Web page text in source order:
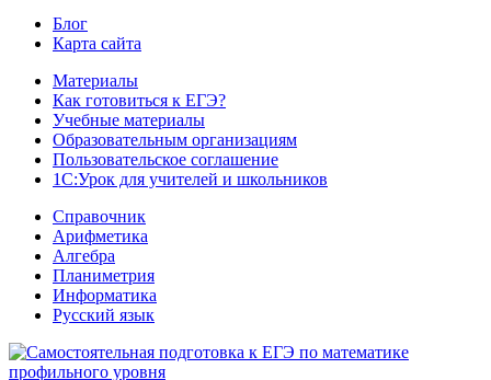
Блог
Карта сайта
Материалы
Как готовиться к ЕГЭ?
Учебные материалы
Образовательным организациям
Пользовательское соглашение
1С:Урок для учителей и школьников
Справочник
Арифметика
Алгебра
Планиметрия
Информатика
Русский язык